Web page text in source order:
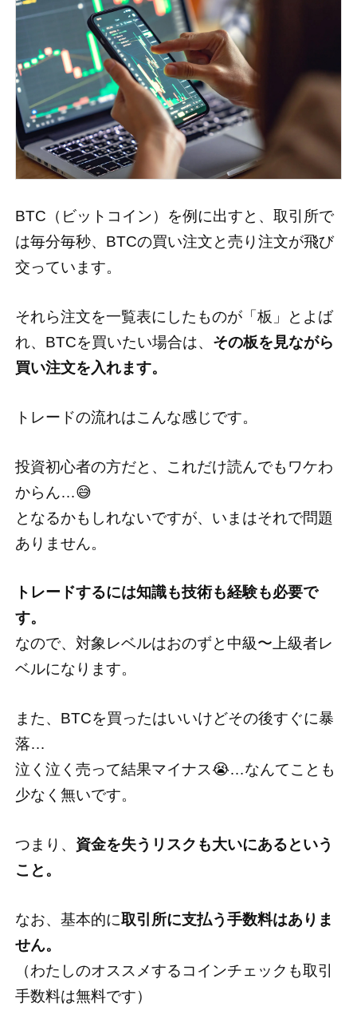
BTC（ビットコイン）を例に出すと、取引所で
は毎分毎秒、BTCの買い注文と売り注文が飛び
交っています。
それら注文を一覧表にしたものが「板」とよば
れ、BTCを買いたい場合は、 その板を見ながら
買い注文を入れます。
トレードの流れはこんな感じです。
投資初心者の方だと、これだけ読んでもワケわ
からん…😅
となるかもしれないですが、いまはそれで問題
ありません。
トレードするには知識も技術も経験も必要で
す。
なので、対象レベルはおのずと中級〜上級者レ
ベルになります。
また、BTCを買ったはいいけどその後すぐに暴
落…
泣く泣く売って結果マイナス😭…なんてことも
少なく無いです。
つまり、 資金を失うリスクも大いにあるという
こと。
なお、基本的に取引所に支払う手数料はありま
せん。
（わたしのオススメするコインチェックも取引
手数料は無料です）